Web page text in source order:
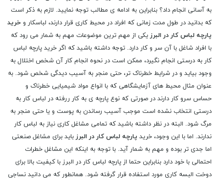
به آسانی انجام داد؟ بنابراین به ادامه ی مطالب توجه نمایید. لازم به ذکر است
که بدانید در طول مدت زمانی که افراد در محیط کاری قرار دارند، لباسکار و خرید
پارچه لباس کار در البرز یکی از مهم ترین موضوعات مهم به شمار می رود که
با افراد شاغل با آن سر و کار دارد. توجه داشته باشید که اگر خرید پارچه لباس
کار به درستی انجام نگیرد، ممکن است در نحوه انجام کار آن شخص اختلال به
وجود بیاید و در شرایط خطرناک تر، حتی منجر به آسیب دیدگی شخص شود. به
عنوان مثال محیط های آزمایشگاهی که با انواع مواد شیمیایی خطرناک و
حساس سرو کار دارند در صورتی که نوع پارچه ی به کار ررفته در لباس کار به
درستی انتخاب نشده است موجب آسیب رساندن به پوست و یا حتی منجر به
مرگ شود. البته در نظر داشته باشید که تمامی مشاغل کاری نیاز به لباس کار
ندارند. اما با این وجود، خرید پارچه لباس کار در البرز باید برای مشاغل صنعتی
اما جدی تر بوده و مهم به شمار آید. با توجه به اینکه این مشاغل خطرات
احتمالی با خود دارد بنابراین حتما از پارچه لباس کار در البرز با کیفیت بالا برای
دوخت البسه کاری مورد استفاده قرار گرفته شود. همانطور که می دانید نساجی